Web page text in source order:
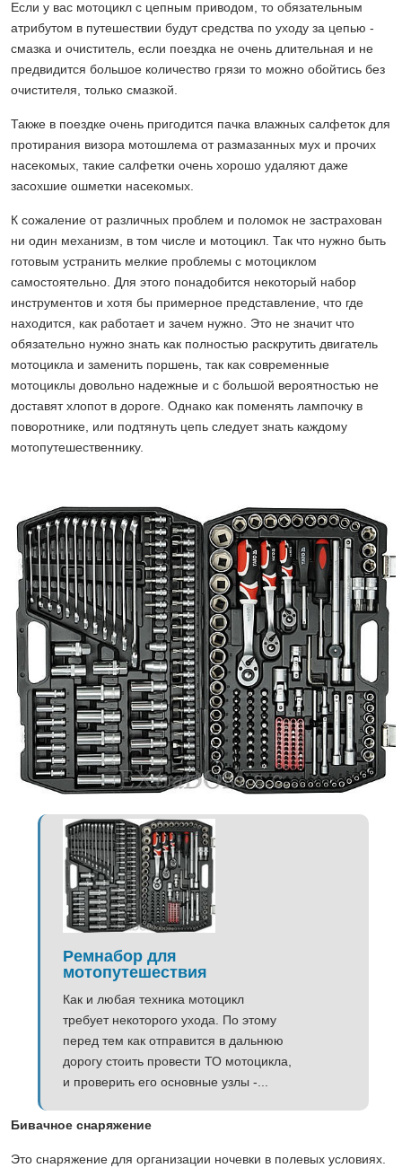
Если у вас мотоцикл с цепным приводом, то обязательным
атрибутом в путешествии будут средства по уходу за цепью -
смазка и очиститель, если поездка не очень длительная и не
предвидится большое количество грязи то можно обойтись без
очистителя, только смазкой.
Также в поездке очень пригодится пачка влажных салфеток для
протирания визора мотошлема от размазанных мух и прочих
насекомых, такие салфетки очень хорошо удаляют даже
засохшие ошметки насекомых.
К сожаление от различных проблем и поломок не застрахован
ни один механизм, в том числе и мотоцикл. Так что нужно быть
готовым устранить мелкие проблемы с мотоциклом
самостоятельно. Для этого понадобится некоторый набор
инструментов и хотя бы примерное представление, что где
находится, как работает и зачем нужно. Это не значит что
обязательно нужно знать как полностью раскрутить двигатель
мотоцикла и заменить поршень, так как современные
мотоциклы довольно надежные и с большой вероятностью не
доставят хлопот в дороге. Однако как поменять лампочку в
поворотнике, или подтянуть цепь следует знать каждому
мотопутешественнику.
Ремнабор для
мотопутешествия
Как и любая техника мотоцикл
требует некоторого ухода. По этому
перед тем как отправится в дальнюю
дорогу стоить провести ТО мотоцикла,
и проверить его основные узлы -...
Бивачное снаряжение
Это снаряжение для организации ночевки в полевых условиях.